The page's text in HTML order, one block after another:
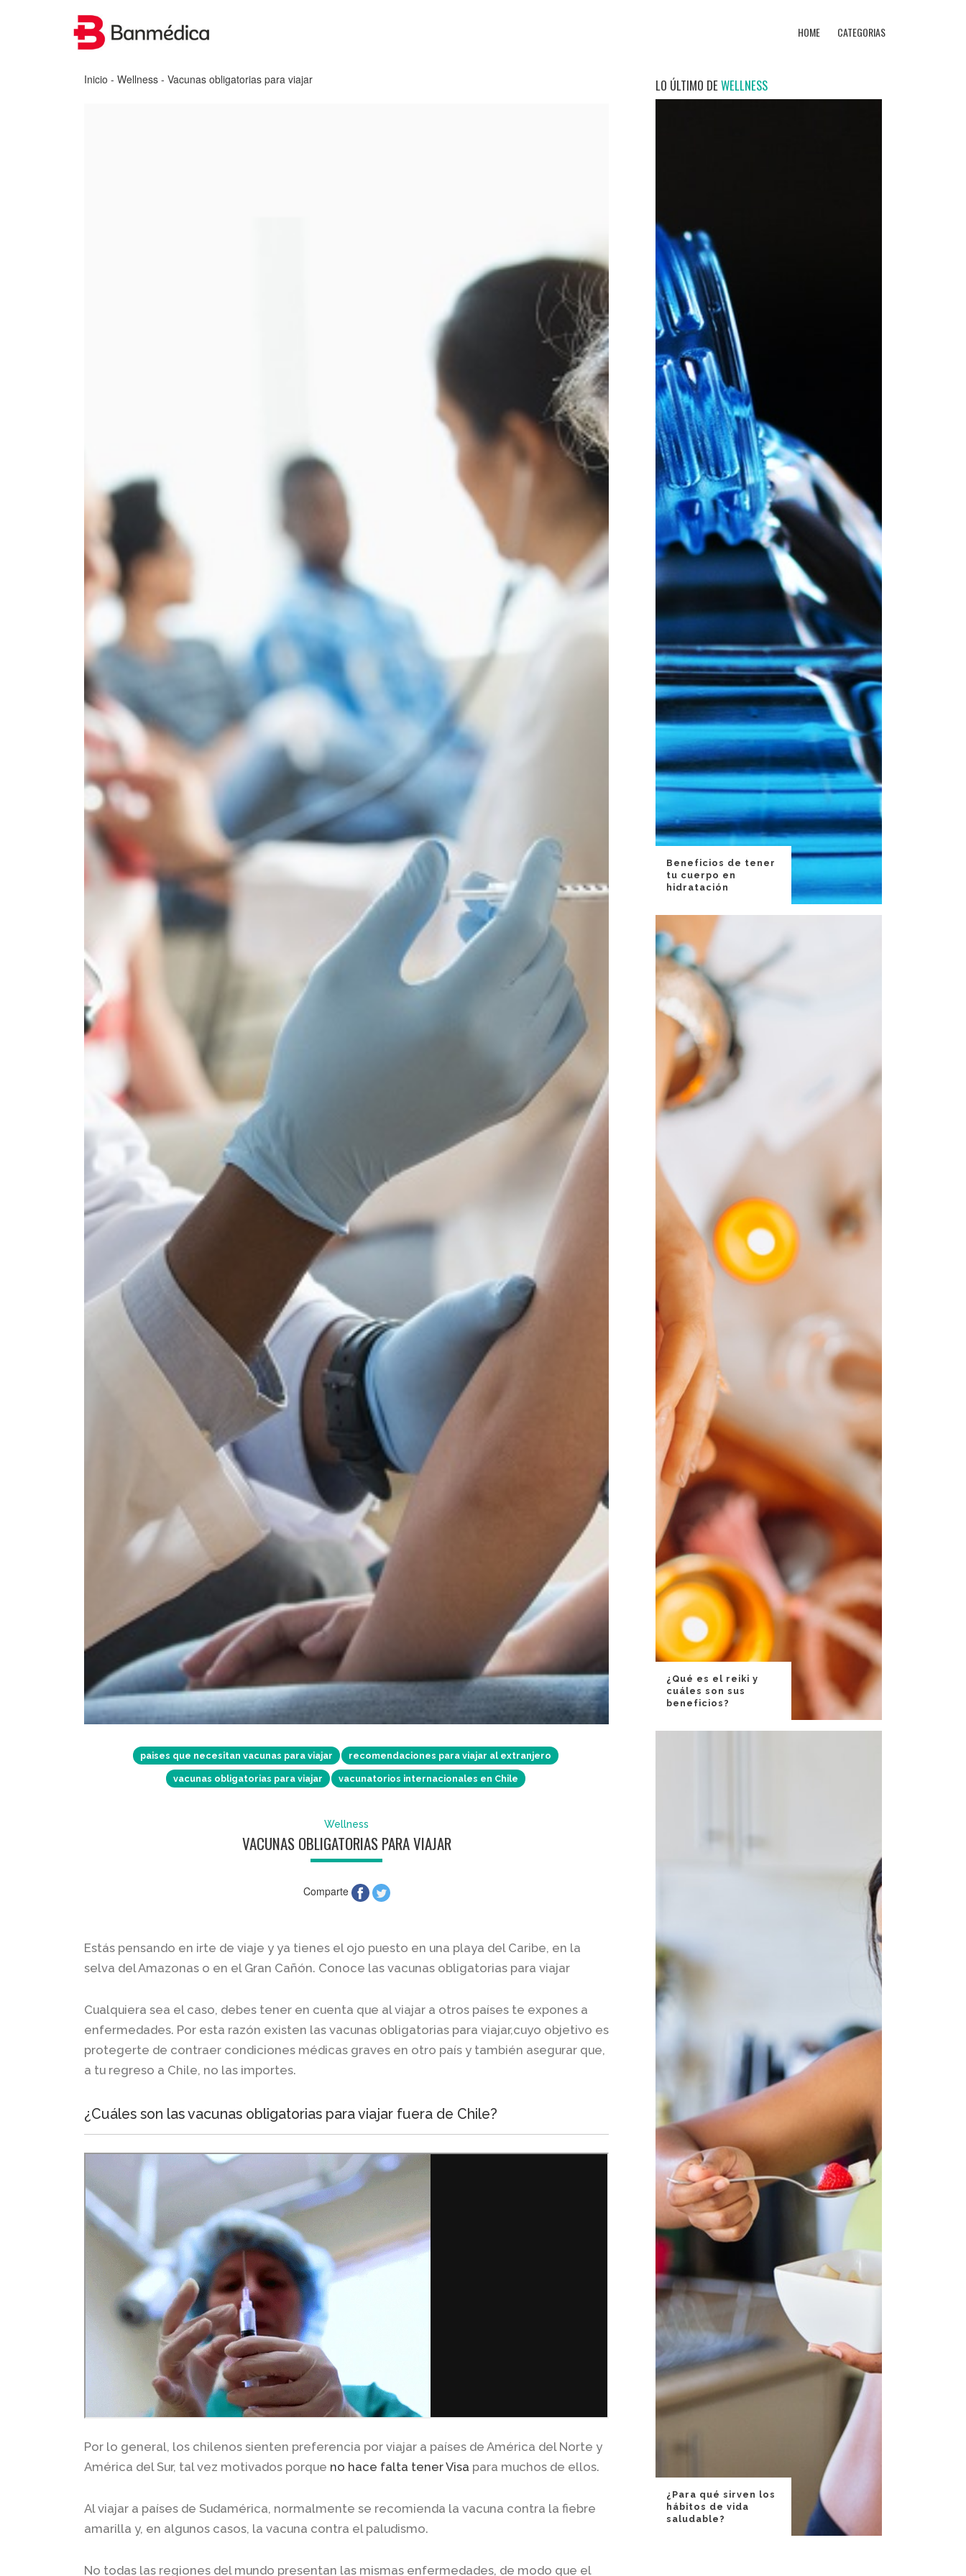
HOME CATEGORIAS
Inicio - Wellness - Vacunas obligatorias para viajar
paises que necesitan vacunas para viajar recomendaciones para viajar al extranjero
vacunas obligatorias para viajar vacunatorios internacionales en Chile
Wellness
VACUNAS OBLIGATORIAS PARA VIAJAR
Comparte
Estás pensando en irte de viaje y ya tienes el ojo puesto en una playa del Caribe, en la
selva del Amazonas o en el Gran Cañón. Conoce las vacunas obligatorias para viajar
Cualquiera sea el caso, debes tener en cuenta que al viajar a otros países te expones a
enfermedades. Por esta razón existen las vacunas obligatorias para viajar,cuyo objetivo es
protegerte de contraer condiciones médicas graves en otro país y también asegurar que,
a tu regreso a Chile, no las importes.
¿Cuáles son las vacunas obligatorias para viajar fuera de Chile?
Por lo general, los chilenos sienten preferencia por viajar a países de América del Norte y
América del Sur, tal vez motivados porque no hace falta tener Visa para muchos de ellos.
Al viajar a países de Sudamérica, normalmente se recomienda la vacuna contra la fiebre
amarilla y, en algunos casos, la vacuna contra el paludismo.
No todas las regiones del mundo presentan las mismas enfermedades, de modo que el
LO ÚLTIMO DEWELLNESS
Beneficios de tener
tu cuerpo en
hidratación
¿Qué es el reiki y
cuáles son sus
beneficios?
¿Para qué sirven los
hábitos de vida
saludable?